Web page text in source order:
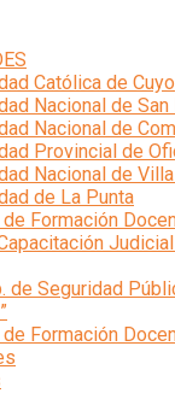
Católica de Cuyo
Nacional de San
Nacional de
Provincial de
Nacional de
de La Punta
Formación
de Seguridad
Formación